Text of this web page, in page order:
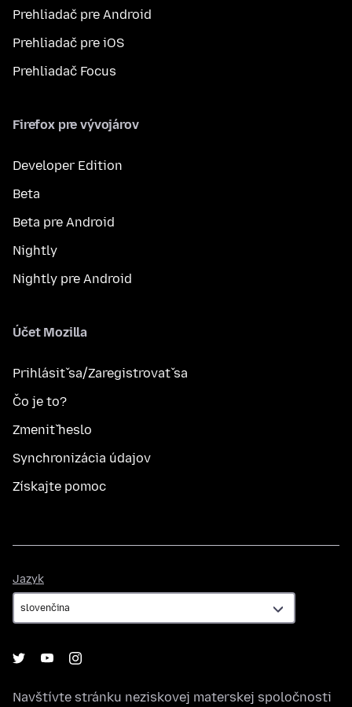
Prehliadač pre Android
Prehliadač pre iOS
Prehliadač Focus
Firefox pre vývojárov
Developer Edition
Beta
Beta pre Android
Nightly
Nightly pre Android
Účet Mozilla
Prihlásiť sa/Zaregistrovať sa
Čo je to?
Zmeniť heslo
Synchronizácia údajov
Získajte pomoc
Jazyk
Navštívte stránku neziskovej materskej spoločnosti